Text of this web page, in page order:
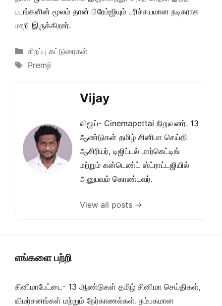
படங்களின் மூலம் தான் பிரேம்ஜியும் பரிச்சயமான நடிகராக
மாறி இருக்கிறார்.
Categories
சிறப்பு கட்டுரைகள்
Tags
Premji
Vijay
விஜய்- Cinemapettai நிறுவனர். 13
ஆண்டுகள் தமிழ் சினிமா செய்தி
ஆசிரியர், டிஜிட்டல் மார்கெட்டிங்
மற்றும் கன்டெண்ட் ஸ்ட்ராட்டஜியில்
அனுபவம் கொண்டவர்.
View all posts →
எங்களை பற்றி
சினிமாபேட்டை- 13 ஆண்டுகள் தமிழ் சினிமா செய்திகள்,
விமர்சனங்கள் மற்றும் நேர்காணல்கள். நம்பகமான